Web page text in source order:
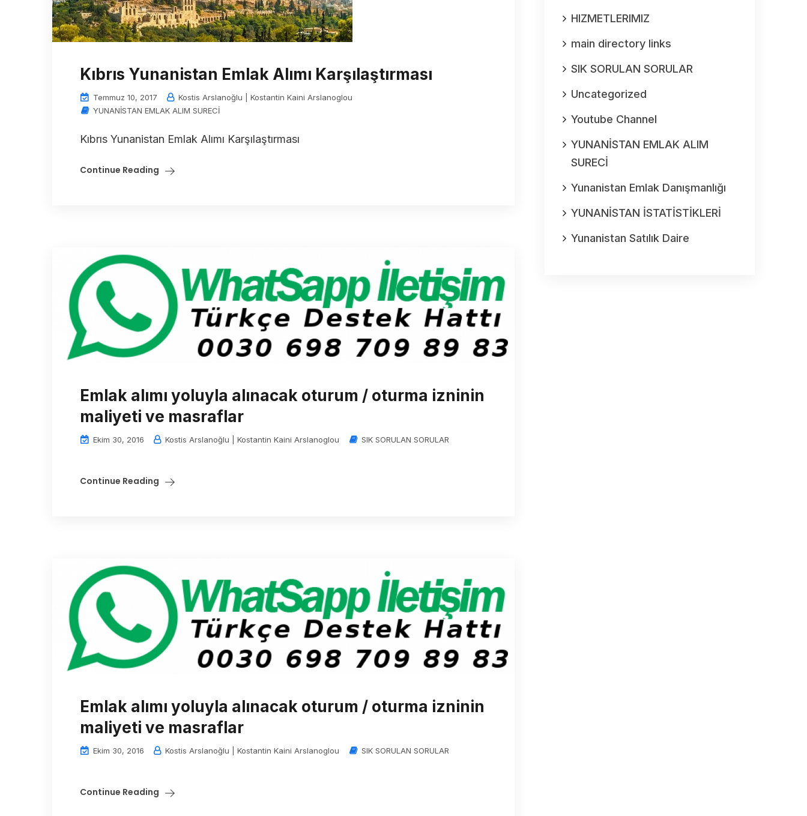
Kıbrıs Yunanistan Emlak Alımı Karşılaştırması
Temmuz 10, 2017
Kostis Arslanoğlu | Kostantin Kaini Arslanoglou
YUNANİSTAN EMLAK ALIM SURECİ
Kıbrıs Yunanistan Emlak Alımı Karşılaştırması
Continue Reading
Emlak alımı yoluyla alınacak oturum / oturma izninin
maliyeti ve masraflar
Ekim 30, 2016 Kostis Arslanoğlu | Kostantin Kaini Arslanoglou SIK SORULAN SORULAR
Continue Reading
Emlak alımı yoluyla alınacak oturum / oturma izninin
maliyeti ve masraflar
Ekim 30, 2016 Kostis Arslanoğlu | Kostantin Kaini Arslanoglou SIK SORULAN SORULAR
Continue Reading
HIZMETLERIMIZ
main directory links
SIK SORULAN SORULAR
Uncategorized
Youtube Channel
YUNANİSTAN EMLAK ALIM
SURECİ
Yunanistan Emlak Danışmanlığı
YUNANİSTAN İSTATİSTİKLERİ
Yunanistan Satılık Daire